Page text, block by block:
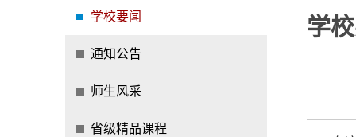
学校要闻
通知公告
师生风采
省级精品课程
学